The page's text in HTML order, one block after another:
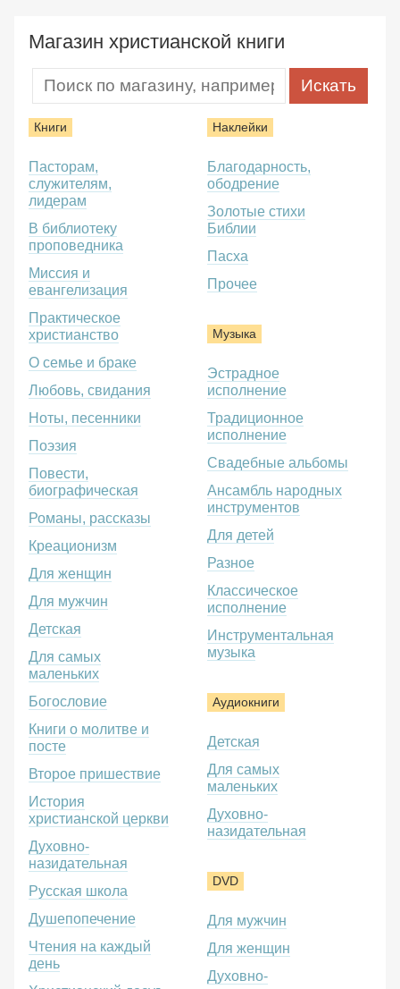
Магазин христианской книги
Книги
Пасторам,
служителям,
лидерам
В библиотеку
проповедника
Миссия и
евангелизация
Практическое
христианство
О семье и браке
Любовь, свидания
Ноты, песенники
Поэзия
Повести,
биографическая
Романы, рассказы
Креационизм
Для женщин
Для мужчин
Детская
Для самых
маленьких
Богословие
Книги о молитве и
посте
Второе пришествие
История
христианской церкви
Духовно-
назидательная
Русская школа
Душепопечение
Чтения на каждый
день
Наклейки
Благодарность,
ободрение
Золотые стихи
Библии
Пасха
Прочее
Музыка
Эстрадное
исполнение
Традиционное
исполнение
Свадебные альбомы
Ансамбль народных
инструментов
Для детей
Разное
Классическое
исполнение
Инструментальная
музыка
Аудиокниги
Детская
Для самых
маленьких
Духовно-
назидательная
DVD
Для мужчин
Для женщин
Духовно-